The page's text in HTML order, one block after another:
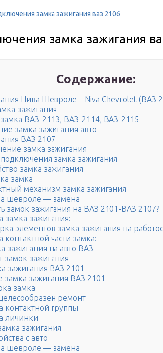
замка зажигания ваз 2106
замка зажигания
Содержание:
Нива Шевроле – Niva Chevrolet (ВАЗ
зажигания
ВАЗ-2113, ВАЗ-2114, ВАЗ-2115
замка зажигания авто
ВАЗ 2107
замка зажигания
замка зажигания
замка зажигания
замка
механизм замка зажигания
шевроле — замена
замок зажигания на ВАЗ 2101-ВАЗ 2107?
замка зажигания:
элементов замка зажигания на
контактной части замка:
зажигания на авто ВАЗ
замок зажигания
зажигания ВАЗ 2101
замка зажигания ВАЗ 2101
замка
ремонт
контактной группы
личинки
зажигания
с авто
шевроле — замена